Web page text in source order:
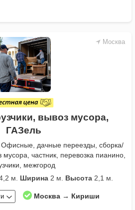
Москва
вывоз мусора,
ГАЗель
дачные переезды, сборка/
частник, перевозка пианино,
межгород
м. Ширина 2 м. Высота 2,1 м.
Москва → Кириши